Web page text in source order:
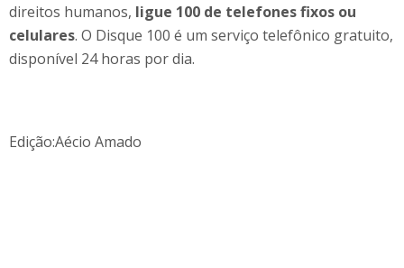
direitos humanos, ligue 100 de telefones fixos ou
celulares. O Disque 100 é um serviço telefônico gratuito,
disponível 24 horas por dia.
Edição:Aécio Amado